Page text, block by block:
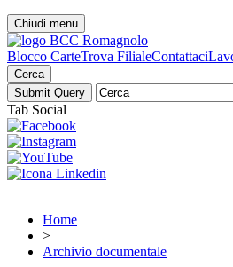
Chiudi menu
Blocco CarteTrova FilialeContattaci
Cerca
Tab Social
Home
>
Archivio documentale